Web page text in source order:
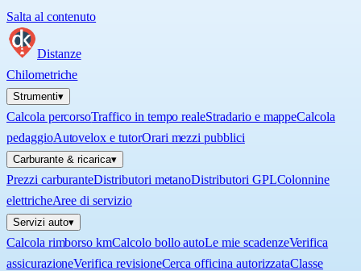
Salta al contenuto
Distanze
Chilometriche
Strumenti▾
Calcola percorsoTraffico in tempo realeStradario e mappeCalcola
pedaggioAutovelox e tutorOrari mezzi pubblici
Carburante & ricarica▾
Prezzi carburanteDistributori metanoDistributori GPLColonnine
elettricheAree di servizio
Servizi auto▾
Calcola rimborso kmCalcolo bollo autoLe mie scadenzeVerifica
assicurazioneVerifica revisioneCerca officina autorizzataClasse